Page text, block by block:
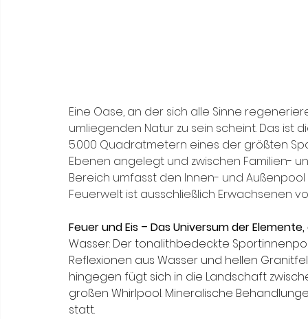
Eine Oase, an der sich alle Sinne
umliegenden Natur zu sein scheint. Das ist
5.000 Quadratmetern eines der größten
Ebenen angelegt und zwischen Familien-
Bereich umfasst den Innen- und
Feuerwelt ist ausschließlich Erwachsenen
Feuer und Eis – Das Universum der
Wasser: Der tonalithbedeckte
Reflexionen aus Wasser und hellen
hingegen fügt sich in die Landschaft
großen Whirlpool. Mineralische
statt.